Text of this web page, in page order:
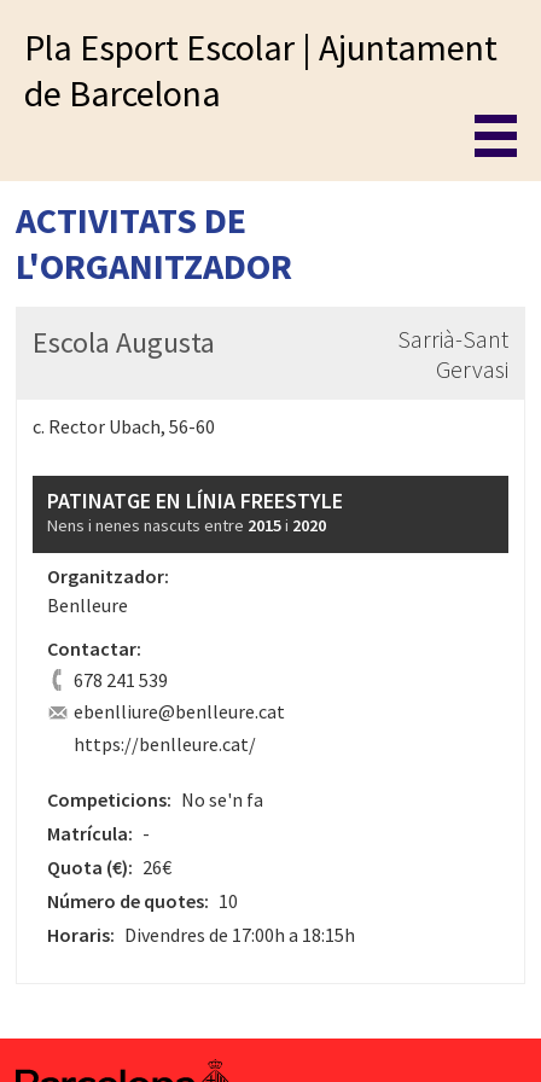
Pla Esport Escolar | Ajuntament
de Barcelona
ACTIVITATS DE
L'ORGANITZADOR
Escola Augusta
Sarrià-Sant
Gervasi
c. Rector Ubach, 56-60
PATINATGE EN LÍNIA FREESTYLE
Nens i nenes nascuts entre 2015i 2020
Organitzador:
Benlleure
Contactar:
678 241 539
ebenlliure@benlleure.cat
https://benlleure.cat/
Competicions: No se'n fa
Matrícula: -
Quota (€): 26€
Número de quotes: 10
Horaris: Divendres de 17:00h a 18:15h